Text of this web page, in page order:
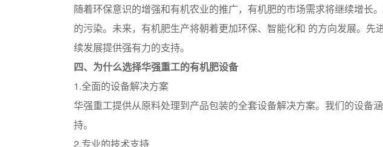
随着环保意识的增强和有机农业的推广，有机肥的市场需求将继续增
的污染。未来，有机肥生产将朝着更加环保、智能化和 的方向发展。
续发展提供强有力的支持。
四、为什么选择华强重工的有机肥设备
1.全面的设备解决方案
华强重工提供从原料处理到产品包装的全套设备解决方案。我们的设备
持。
2.专业的技术支持